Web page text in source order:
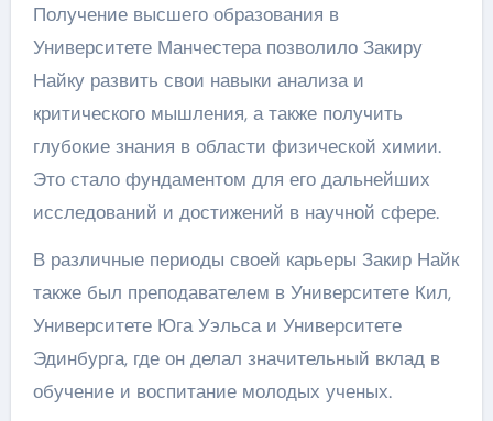
Получение высшего образования в
Университете Манчестера позволило Закиру
Найку развить свои навыки анализа и
критического мышления, а также получить
глубокие знания в области физической химии.
Это стало фундаментом для его дальнейших
исследований и достижений в научной сфере.
В различные периоды своей карьеры Закир Найк
также был преподавателем в Университете Кил,
Университете Юга Уэльса и Университете
Эдинбурга, где он делал значительный вклад в
обучение и воспитание молодых ученых.